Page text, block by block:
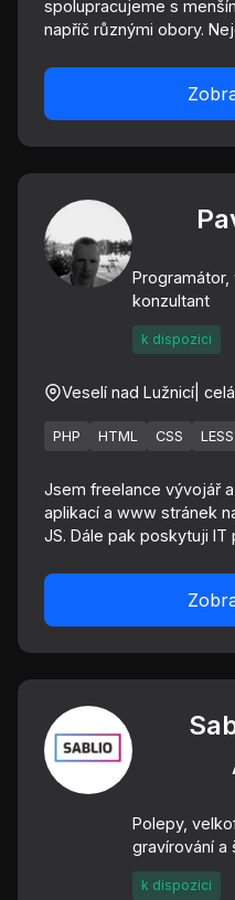
spolupracujeme s
napříč různými obory.
konzultant
k dispozici
Veselí nad Lužnicí |
PHP HTML CSS LESS
Jsem freelance vývojář
aplikací a www stránek
JS. Dále pak poskytuji IT
Polepy,
gravírování a
k dispozici